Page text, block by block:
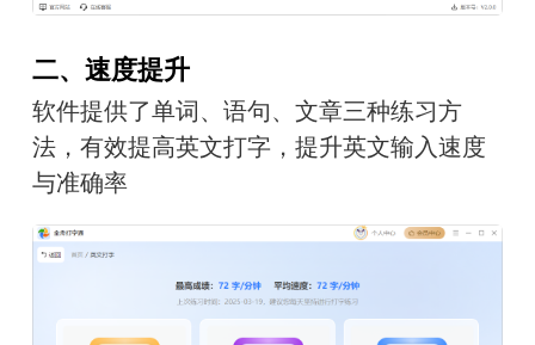
二、速度提升
软件提供了单词、语句、文章三种练习方
法，有效提高英文打字，提升英文输入速度
与准确率